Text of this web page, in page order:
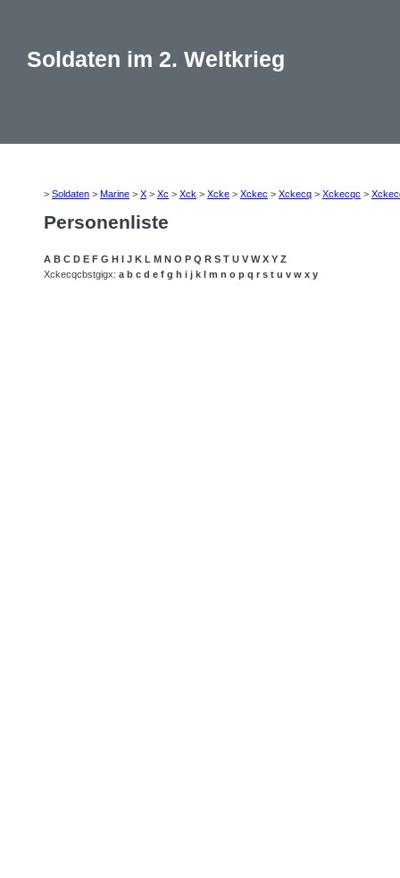
Soldaten im 2. Weltkrieg
> Soldaten > Marine > X > Xc > Xck > Xcke > Xckec > Xckecq > Xckecqc >
Personenliste
A B C D E F G H I J K L M N O P Q R S T U V W X Y Z
Xckecqcbstgigx: a b c d e f g h i j k l m n o p q r s t u v w x y